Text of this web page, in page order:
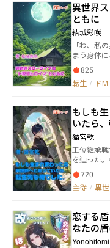
月が全て
過ちと罪
は、痛み
きるのか―
なくも熱
異世界
ともに
結城彩咲
「わ、私
まう身体
女神アリ
年、海斗
少女。 しかし彼女はただの美少女ではなかった。そ
825
転生 / ドM
もしも
いたら
猫宮乾
王位継承
を辿った
きてやる
て持った
人生はご
720
主従 / 異
恋する
なたの
Yonohitomi